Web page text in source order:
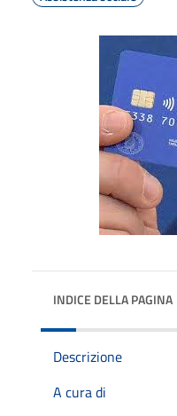
INDICE DELLA PAGINA
Descrizione
A cura di